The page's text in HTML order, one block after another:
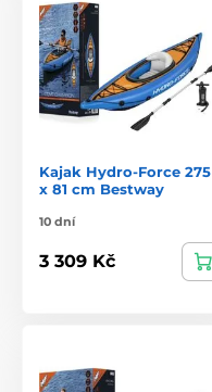
Kajak Hydro-Force 275
x 81 cm Bestway
10 dní
3 309 Kč